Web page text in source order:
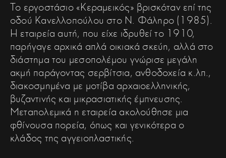
Το εργοστάσιο «Κεραμεικός» βρισκόταν επί της
οδού Κανελλοπούλου στο Ν. Φάληρο (1985).
Η εταιρεία αυτή, που είχε ιδρυθεί το 1910,
παρήγαγε αρχικά απλά οικιακά σκεύη, αλλά στο
διάστημα του μεσοπολέμου γνώρισε μεγάλη
ακμή παράγοντας σερβίτσια, ανθοδοχεία κ.λπ.,
διακοσμημένα με μοτίβα αρχαιοελληνικής,
βυζαντινής και μικρασιατικής έμπνευσης.
Μεταπολεμικά η εταιρεία ακολούθησε μια
φθίνουσα πορεία, όπως και γενικότερα ο
κλάδος της αγγειοπλαστικής.